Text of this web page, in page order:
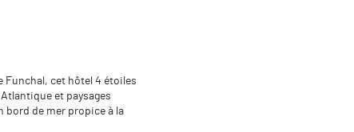
Funchal, cet hôtel 4 étoiles
et paysages
bord de mer propice à la